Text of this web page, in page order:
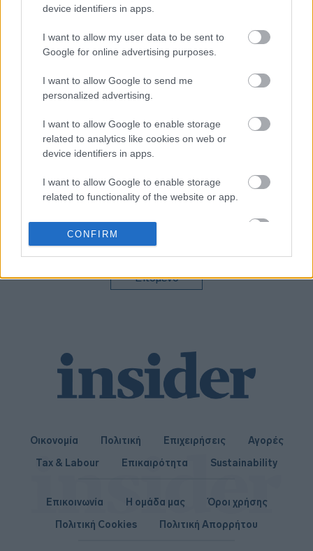
device identifiers in apps.
I want to allow my user data to be sent to
Google for online advertising purposes.
I want to allow Google to send me
personalized advertising.
I want to allow Google to enable storage
related to analytics like cookies on web or
device identifiers in apps.
I want to allow Google to enable storage
related to functionality of the website or app.
I want to allow Google to enable storage
related to personalization.
related to security, including authentication
CONFIRM
Έρχονται χαμηλότερα
επιτόκια δανεισμού
Αργυρού: Καινοτομία
επιχειρήσεις που
αλλάζουν μοντέλο
λειτουργίας
Μιχ. Αργυρού: Γιατί
αυξάνεται η ζήτηση
για ακίνητα - «Να μην
σκοτώσουμε» τη
Επόμενο
Οικονομία Πολιτική Επιχειρήσεις
Αγορές
Tax & Labour
Επικαιρότητα Sustainability
Επικοινωνία Η ομάδα μας
Όροι χρήσης
Πολιτική Cookies
Πολιτική Απορρήτου